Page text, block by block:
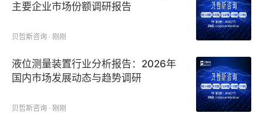
主要企业市场份额调研报告
贝哲斯咨询 · 刚刚
液位测量装置行业分析报告：2026年
国内市场发展动态与趋势调研
贝哲斯咨询 · 刚刚